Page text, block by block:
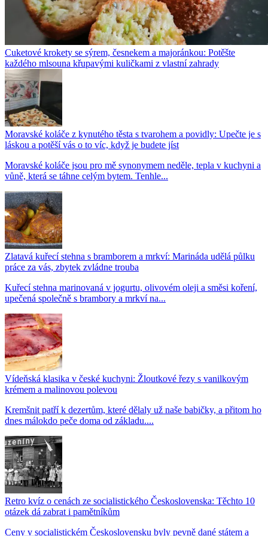
Cuketové krokety se sýrem, česnekem a majoránkou: Potěšte
každého mlsouna křupavými kuličkami z vlastní zahrady
Moravské koláče z kynutého těsta s tvarohem a povidly: Upečte je s
láskou a potěší vás o to víc, když je budete jíst
Moravské koláče jsou pro mě synonymem neděle, tepla v kuchyni a
vůně, která se táhne celým bytem. Tenhle...
Zlatavá kuřecí stehna s bramborem a mrkví: Marináda udělá půlku
práce za vás, zbytek zvládne trouba
Kuřecí stehna marinovaná v jogurtu, olivovém oleji a směsi koření,
upečená společně s brambory a mrkví na...
Vídeňská klasika v české kuchyni: Žloutkové řezy s vanilkovým
krémem a malinovou polevou
Kremšnit patří k dezertům, které dělaly už naše babičky, a přitom ho
dnes málokdo peče doma od základu....
Retro kvíz o cenách ze socialistického Československa: Těchto 10
otázek dá zabrat i pamětníkům
Ceny v socialistickém Československu byly pevně dané státem a